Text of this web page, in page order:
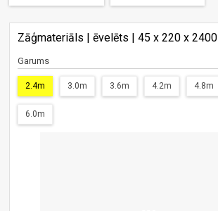
Zāģmateriāls | ēvelēts | 45 x 220 x 2400
Garums
2.4m 3.0m 3.6m 4.2m 4.8m
6.0m